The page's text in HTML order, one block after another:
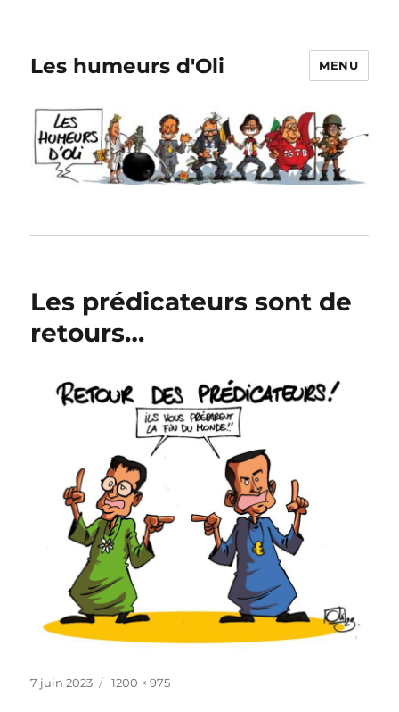
Les humeurs d'Oli MENU
Les prédicateurs sont de
retours…
Publié
7 juin 2023
Taille
1200 × 975